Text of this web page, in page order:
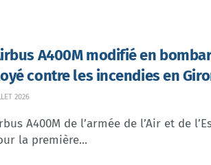
A400M modifié en
contre les incendies en
2026
A400M de l’armée de l’Air et de
la première...